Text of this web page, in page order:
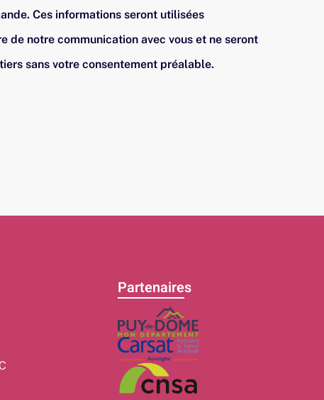
Ces informations seront utilisées
de notre communication avec vous et ne seront
sans votre consentement préalable.
Partenaires